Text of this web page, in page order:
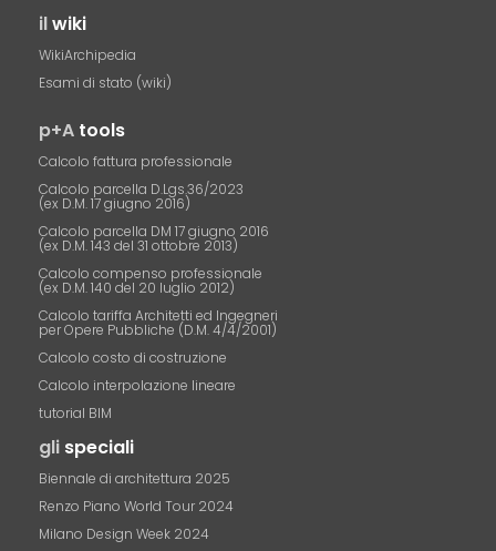
ilwiki
WikiArchipedia
Esami di stato (wiki)
p+A tools
Calcolo fattura professionale
Calcolo parcella D.Lgs.36/2023
(ex D.M. 17 giugno 2016)
Calcolo parcella DM 17 giugno 2016
(ex D.M. 143 del 31 ottobre 2013)
Calcolo compenso professionale
(ex D.M. 140 del 20 luglio 2012)
Calcolo tariffa Architetti ed Ingegneri
per Opere Pubbliche (D.M. 4/4/2001)
Calcolo costo di costruzione
Calcolo interpolazione lineare
tutorial BIM
gli speciali
Biennale di architettura 2025
Renzo Piano World Tour 2024
Milano Design Week 2024